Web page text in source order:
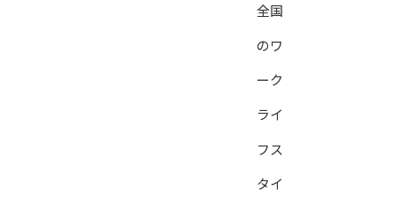
全国
のワ
ーク
ライ
フス
タイ